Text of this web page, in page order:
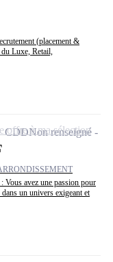
(placement &
Luxe, Retail,
avez une passion pour
un univers exigeant et
CDDNon renseigné
offre à ma sélection